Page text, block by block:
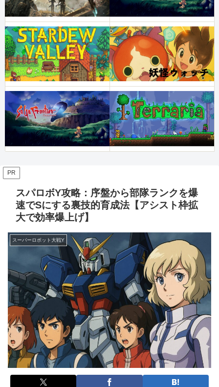
PR
スパロボY攻略：序盤から部隊ランクを爆
速でSにする裏技的育成法【アシスト枠拡
大で効率爆上げ】
スーパーロボット大戦Y